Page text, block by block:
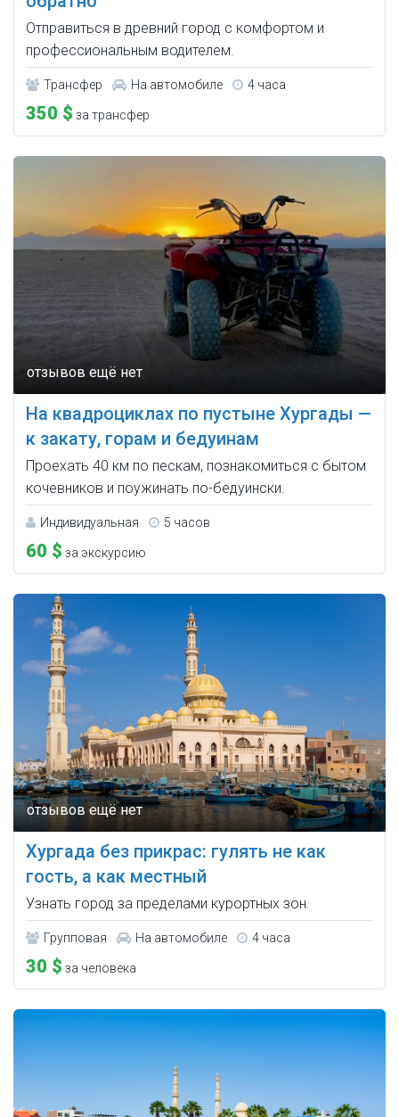
Отправиться в древний город с комфортом и
профессиональным водителем.
Трансфер На автомобиле 4 часа
350 $ за трансфер
На квадроциклах по пустыне Хургады —
к закату, горам и бедуинам
Проехать 40 км по пескам, познакомиться с бытом
кочевников и поужинать по-бедуински.
Индивидуальная 5 часов
60 $ за экскурсию
Хургада без прикрас: гулять не как
гость, а как местный
Узнать город за пределами курортных зон.
Групповая На автомобиле 4 часа
30 $ за человека